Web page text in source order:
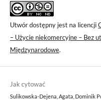
Utwór dostępny jest na licencji
– Użycie niekomercyjne – Bez
Międzynarodowe.
Jak cytować
Sulikowska-Dejena, Agata, Dominik